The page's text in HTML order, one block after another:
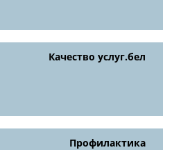
Качество услуг.бел
Профилактика